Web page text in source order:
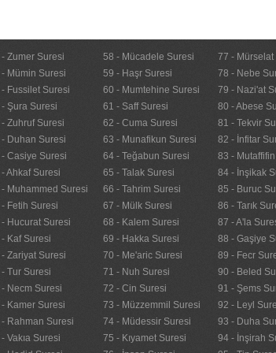
Zumer Suresi
Mümin Suresi
Fussilet Suresi
Şura Suresi
Zuhruf Suresi
- Duhan Suresi
- Casiye Suresi
Ahkaf Suresi
- Muhammed Suresi
Fetih Suresi
Hucurat Suresi
Kaf Suresi
Zariyat Suresi
Tur Suresi
Necm Suresi
Kamer Suresi
- Rahman Suresi
Vakıa Suresi
58 - Mücadele Suresi
59 - Haşr Suresi
60 - Mumtehine Suresi
61 - Saff Suresi
62 - Cuma Suresi
63 - Munafikun Suresi
64 - Teğabun Suresi
65 - Talak Suresi
66 - Tahrim Suresi
67 - Mülk Suresi
68 - Kalem Suresi
69 - Hakka Suresi
70 - Me'aric Suresi
71 - Nuh Suresi
72 - Cin Suresi
73 - Müzzemmil Suresi
74 - Müdessir Suresi
75 - Kıyamet Suresi
77 - Mürselat
78 - Nebe
79 - Nazi'at
80 - Abese
81 - Tekvir
82 - İnfitar
83 -
84 - İnşikak
85 - Buruc
86 - Tarık
87 - A'la
88 - Gaşiye
89 - Fecr
90 - Beled
91 - Şems
92 - Leyl
93 - Duha
94 - İnşirah